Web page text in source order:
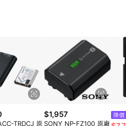
24小時內結帳，才享有 LINE
回饋網、Google等其他網頁、或
為App都將會造成追蹤中斷而
如顯示之商品規格、顏色、價
不符，以銷售網頁標示為準。
灣樂天回饋規定，逾期訂單將
樂天市場保有更改條款與法律
TRDCJ 原
$1,957
SONY NP-FZ100 原廠
降價